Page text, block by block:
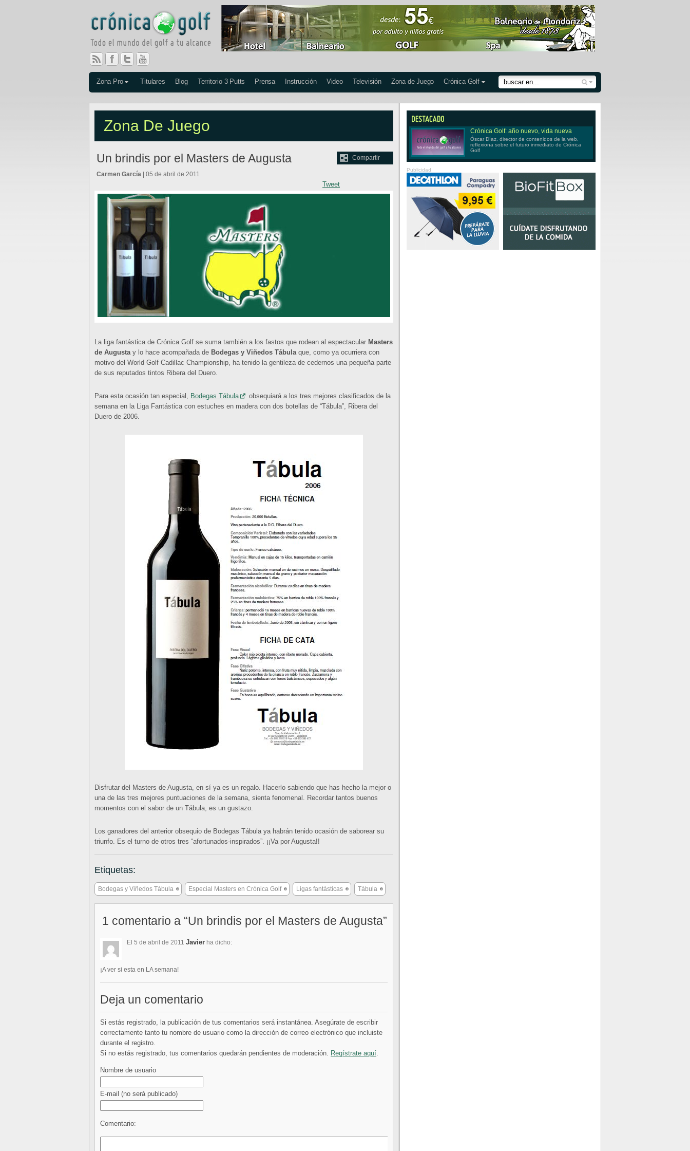
Zona Pro Titulares Blog Territorio 3 Putts Prensa Instrucción Video Televisión Zona de Juego Crónica Golf
Zona De Juego
Compartir
Un brindis por el Masters de Augusta
Tweet
Carmen García | 05 de abril de 2011
La liga fantástica de Crónica Golf se suma también a los fastos que rodean al espectacular Masters
de Augustay lo hace acompañada de Bodegas y Viñedos Tábulaque, como ya ocurriera con
motivo del World Golf Cadillac Championship, ha tenido la gentileza de cedernos una pequeña parte
de sus reputados tintos Ribera del Duero.
Para esta ocasión tan especial, Bodegas Tábula
obsequiará a los tres mejores clasificados de la
semana en la Liga Fantástica con estuches en madera con dos botellas de “Tábula”, Ribera del
Duero de 2006.
Disfrutar del Masters de Augusta, en sí ya es un regalo. Hacerlo sabiendo que has hecho la mejor o
una de las tres mejores puntuaciones de la semana, sienta fenomenal. Recordar tantos buenos
momentos con el sabor de un Tábula, es un gustazo.
Los ganadores del anterior obsequio de Bodegas Tábula ya habrán tenido ocasión de saborear su
triunfo. Es el turno de otros tres “afortunados-inspirados”. ¡¡Va por Augusta!!
Etiquetas:
Bodegas y Viñedos Tábula Especial Masters en Crónica Golf Ligas fantásticas Tábula
1 comentario a “Un brindis por el Masters de Augusta”
El 5 de abril de 2011 Javier ha dicho:
¡A ver si esta en LA semana!
Deja un comentario
Si estás registrado, la publicación de tus comentarios será instantánea. Asegúrate de escribir
correctamente tanto tu nombre de usuario como la dirección de correo electrónico que incluiste
durante el registro.
Si no estás registrado, tus comentarios quedarán pendientes de moderación. Regístrate aquí.
Nombre de usuario
E-mail (no será publicado)
Comentario:
Crónica Golf: año nuevo, vida nueva
Óscar Díaz, director de contenidos de la web,
reflexiona sobre el futuro inmediato de Crónica
Golf
Publicidad